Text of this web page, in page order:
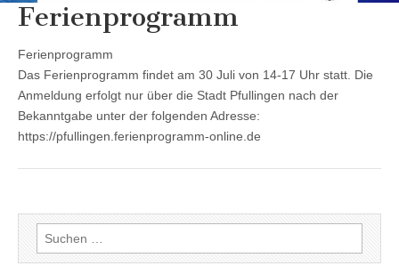
Ferienprogramm
Ferienprogramm
Das Ferienprogramm findet am 30 Juli von 14-17 Uhr statt. Die
Anmeldung erfolgt nur über die Stadt Pfullingen nach der
Bekanntgabe unter der folgenden Adresse:
https://pfullingen.ferienprogramm-online.de
Suche
nach: